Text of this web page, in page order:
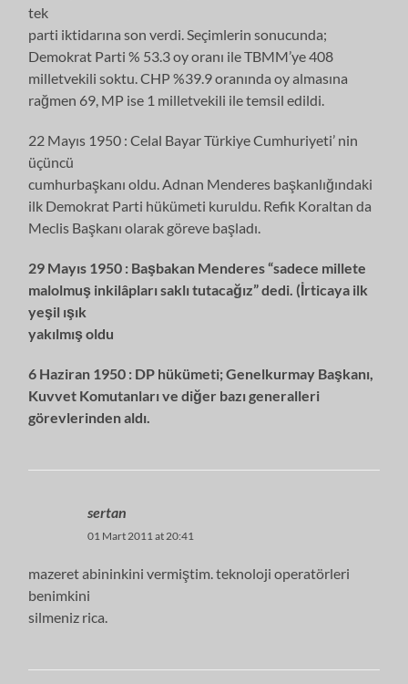
tek
parti iktidarına son verdi. Seçimlerin sonucunda;
Demokrat Parti % 53.3 oy oranı ile TBMM’ye 408
milletvekili soktu. CHP %39.9 oranında oy almasına
rağmen 69, MP ise 1 milletvekili ile temsil edildi.
22 Mayıs 1950 : Celal Bayar Türkiye Cumhuriyeti’ nin
üçüncü
cumhurbaşkanı oldu. Adnan Menderes başkanlığındaki
ilk Demokrat Parti hükümeti kuruldu. Refik Koraltan da
Meclis Başkanı olarak göreve başladı.
29 Mayıs 1950 : Başbakan Menderes “sadece millete
malolmuş inkilâpları saklı tutacağız” dedi. (İrticaya ilk
yeşil ışık
yakılmış oldu
6 Haziran 1950 : DP hükümeti; Genelkurmay Başkanı,
Kuvvet Komutanları ve diğer bazı generalleri
görevlerinden aldı.
sertan
01 Mart 2011 at 20:41
mazeret abininkini vermiştim. teknoloji operatörleri
benimkini
silmeniz rica.